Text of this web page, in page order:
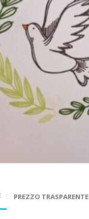
PREZZO TRASPARENTE